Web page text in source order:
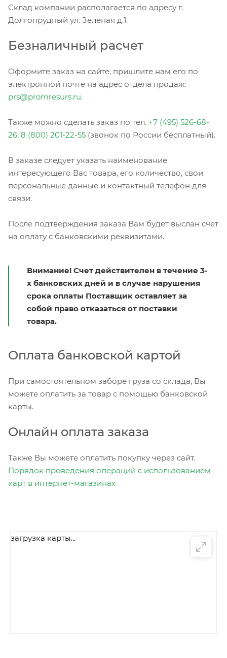
Склад компании располагается по адресу г.
Долгопрудный ул. Зеленая д.1.
Безналичный расчет
Оформите заказ на сайте, пришлите нам его по
электронной почте на адрес отдела продаж:
prs@promresurs.ru.
Также можно сделать заказ по тел. +7 (495) 526-68-
26, 8 (800) 201-22-55 (звонок по России бесплатный).
В заказе следует указать наименование
интересующего Вас товара, его количество, свои
персональные данные и контактный телефон для
связи.
После подтверждения заказа Вам будет выслан счет
на оплату с банковскими реквизитами.
Внимание! Счет действителен в течение 3-
х банковских дней и в случае нарушения
срока оплаты Поставщик оставляет за
собой право отказаться от поставки
товара.
Оплата банковской картой
При самостоятельном заборе груза со склада, Вы
можете оплатить за товар с помощью банковской
карты.
Онлайн оплата заказа
Также Вы можете оплатить покупку через сайт.
Порядок проведения операций с использованием
карт в интернет-магазинах
загрузка карты...